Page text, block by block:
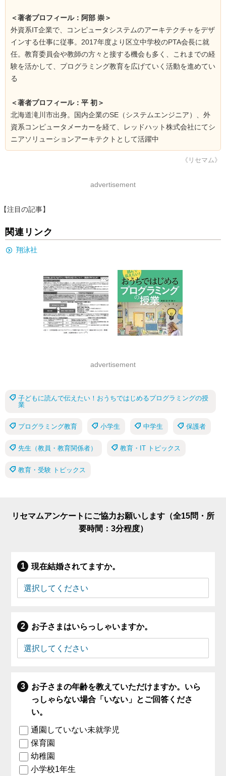
＜著者プロフィール：阿部 崇＞
外資系IT企業で、コンピュータシステムのアーキテクチャをデザ
インする仕事に従事。2017年度より区立中学校のPTA会長に就
任。教育委員会や教師の方々と接する機会も多く、これまでの経
験を活かして、プログラミング教育を広げていく活動を進めてい
る
＜著者プロフィール：平 初＞
北海道滝川市出身。国内企業のSE（システムエンジニア）、外
資系コンピュータメーカーを経て、レッドハット株式会社にてシ
ニアソリューションアーキテクトとして活躍中
《リセマム》
advertisement
【注目の記事】
関連リンク
翔泳社
advertisement
子どもに読んで伝えたい！おうちではじめるプログラミングの授
業
プログラミング教育 小学生 中学生 保護者
先生（教員・教育関係者） 教育・IT トピックス
教育・受験 トピックス
リセマムアンケートにご協力お願いします（全15問・所
要時間：3分程度）
現在結婚されてますか。
お子さまはいらっしゃいますか。
お子さまの年齢を教えていただけますか。いら
っしゃらない場合「いない」とご回答くださ
い。
通園していない未就学児
保育園
幼稚園
小学校1年生